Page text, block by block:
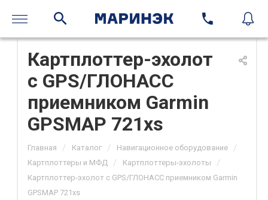
Картплоттер-эхолот
с GPS/ГЛОНАСС
приемником Garmin
GPSMAP 721xs
Главная / Каталог / Навигационное оборудование /
Картплоттеры и МФД / Картплоттеры-эхолоты /
Картплоттер-эхолот с GPS/ГЛОНАСС приемником Garmin
GPSMAP 721xs